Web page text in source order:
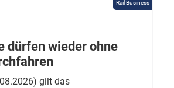
Rail Business
dürfen wieder ohne
gilt das